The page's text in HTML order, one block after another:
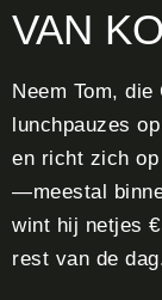
VAN
Neem Tom,
lunchpauzes
en richt zich
—meestal
wint hij netjes
rest van de